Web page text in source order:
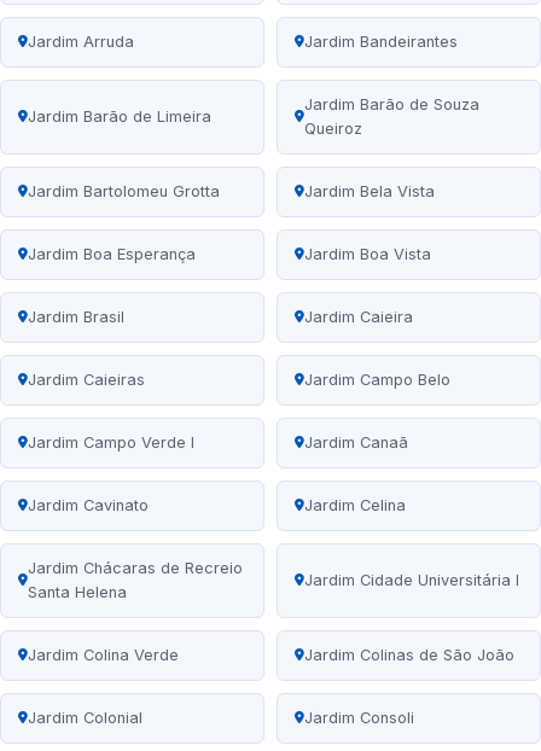
Jardim Arruda Jardim Bandeirantes
Jardim Barão de Limeira
Jardim Barão de Souza
Queiroz
Jardim Bartolomeu Grotta Jardim Bela Vista
Jardim Boa Esperança Jardim Boa Vista
Jardim Brasil Jardim Caieira
Jardim Caieiras Jardim Campo Belo
Jardim Campo Verde I Jardim Canaã
Jardim Cavinato Jardim Celina
Jardim Chácaras de Recreio
Santa Helena
Jardim Cidade Universitária I
Jardim Colina Verde Jardim Colinas de São João
Jardim Colonial Jardim Consoli